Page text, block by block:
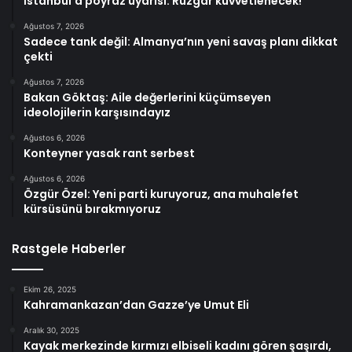
Ağustos 7, 2026
Sadece tank değil: Almanya’nın yeni savaş planı dikkat
çekti
Ağustos 7, 2026
Bakan Göktaş: Aile değerlerini küçümseyen
ideolojilerin karşısındayız
Ağustos 6, 2026
Konteyner yasak rant serbest
Ağustos 6, 2026
Özgür Özel: Yeni parti kuruyoruz, ana muhalefet
kürsüsünü bırakmıyoruz
Rastgele Haberler
Ekim 26, 2025
Kahramankazan’dan Gazze’ye Umut Eli
Aralık 30, 2025
Kayak merkezinde kırmızı elbiseli kadını gören şaşırdı,